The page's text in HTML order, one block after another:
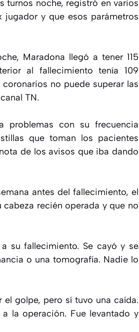
turnos noche, registró en varios
y que esos parámetros
Maradona llegó a tener 115
al fallecimiento tenía 109
no puede superar las
TN.
problemas con su frecuencia
que toman los pacientes
de los avisos que iba dando
antes del fallecimiento, el
recién operada y que no
su fallecimiento. Se cayó y se
o una tomografía. Nadie lo
el golpe, pero sí tuvo una caída.
la operación. Fue levantado y